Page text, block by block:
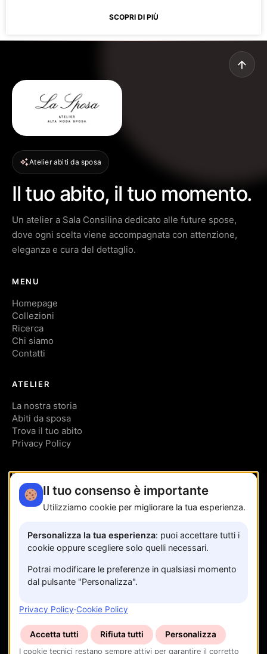
SCOPRI DI PIÙ
Atelier abiti da sposa
Il tuo abito, il tuo momento.
Un atelier a Sala Consilina dedicato alle future spose,
dove ogni scelta viene accompagnata con attenzione,
eleganza e cura del dettaglio.
MENU
Homepage
Collezioni
Ricerca
Chi siamo
Contatti
ATELIER
La nostra storia
Abiti da sposa
Trova il tuo abito
Privacy Policy
CONTATTI
Via Trinità, 95
Sala Consilina SA
Il tuo consenso è importante
Utilizziamo cookie per migliorare la tua esperienza.
Personalizza la tua esperienza: puoi accettare tutti i
cookie oppure scegliere solo quelli necessari.
Potrai modificare le preferenze in qualsiasi momento
dal pulsante "Personalizza".
Privacy Policy·Cookie Policy
Accetta tutti Rifiuta tutti Personalizza
I cookie tecnici restano sempre attivi per garantire il corretto